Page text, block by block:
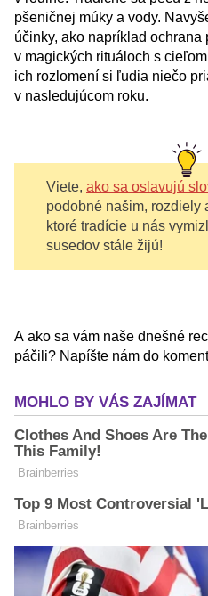
pšeničnej múky a vody.
účinky, ako napríklad
v magických rituáloch s
ich rozlomení si ľudia niečo
v nasledujúcom roku.
Viete, ako sa oslavujú
podobné našim, rozdiely
ktoré tradície u nás
susedov stále žijú!
A ako sa vám naše dnešné
páčili? Napíšte nám do